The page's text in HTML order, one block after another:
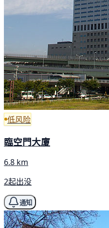
低风险
臨空門大廈
6.8 km
2起出没
通知